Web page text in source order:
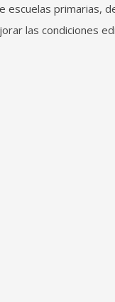
escuelas primarias,
las condiciones